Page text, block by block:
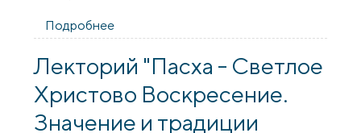
Подробнее
Усекновения Главы Иоанна Предтечи
Лекторий "Пасха - Светлое
Христово Воскресение.
Значение и традиции